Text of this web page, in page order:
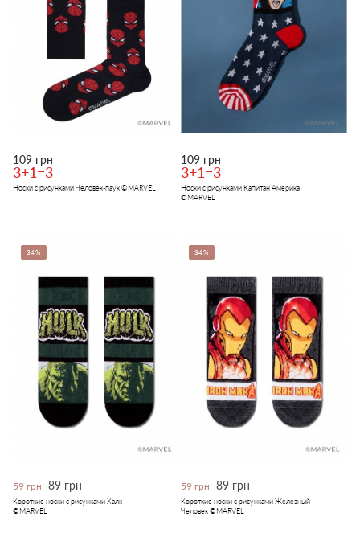
109 грн
3+1=3
Носки с рисунками Человек-паук ©MARVEL
109 грн
3+1=3
Носки с рисунками Капитан Америка
©MARVEL
34%
59 грн 89 грн
Короткие носки с рисунками Халк
©MARVEL
34%
59 грн 89 грн
Короткие носки с рисунками Железный
Человек ©MARVEL